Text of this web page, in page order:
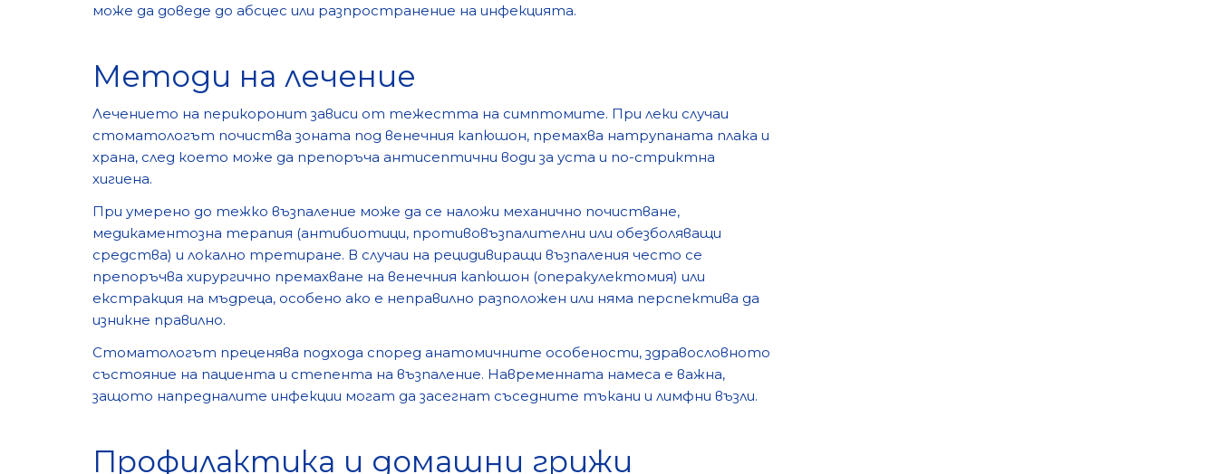
може да доведе до абсцес или разпространение на инфекцията.
Методи на лечение
Лечението на перикоронит зависи от тежестта на симптомите. При леки случаи
стоматологът почиства зоната под венечния капюшон, премахва натрупаната плака и
храна, след което може да препоръча антисептични води за уста и по-стриктна
хигиена.
При умерено до тежко възпаление може да се наложи механично почистване,
медикаментозна терапия (антибиотици, противовъзпалителни или обезболяващи
средства) и локално третиране. В случаи на рецидивиращи възпаления често се
препоръчва хирургично премахване на венечния капюшон (операкулектомия) или
екстракция на мъдреца, особено ако е неправилно разположен или няма перспектива да
изникне правилно.
Стоматологът преценява подхода според анатомичните особености, здравословното
състояние на пациента и степента на възпаление. Навременната намеса е важна,
защото напредналите инфекции могат да засегнат съседните тъкани и лимфни възли.
Профилактика и домашни грижи